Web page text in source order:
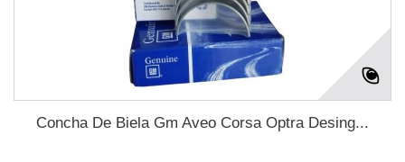
Concha De Biela Gm Aveo Corsa Optra Desing...